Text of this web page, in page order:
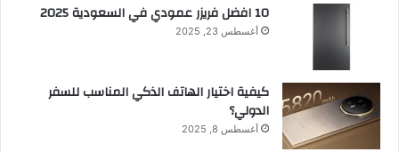
10 افضل فريزر عمودي​ في السعودية​ 2025
أغسطس 23, 2025
كيفية اختيار الهاتف الذكي المناسب للسفر
الدولي؟
أغسطس 8, 2025